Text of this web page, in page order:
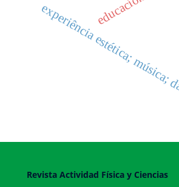
experiência estética; música; dança.
Revista Actividad Física y Ciencias